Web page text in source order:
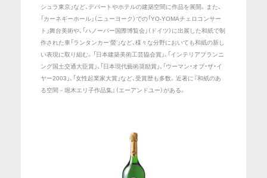
シュラ東京」など、デパートやホテルの建築空間に作品を展開。また、
「カーネギーホール」（ニューヨーク）での「YO-YOMAチェロコンサー
ト」舞台美術や、「ハノーバー国際博覧会」（ドイツ）に出展した和紙で制
作された車「ランタンカー‘螢’」など、様々な分野においても和紙の新し
い表現に取り組む。「日本建築美術工芸協会賞」、「インテリアプランニ
ング国土交通大臣賞」、「日本現代藝術奨励賞」、「ウーマン・オブ・ザ・イ
ヤー2003」、「女性起業家大賞」など、受賞歴も多数。近著に『和紙のあ
る空間－堀木エリ子作品集』（エーアンドユー）がある。